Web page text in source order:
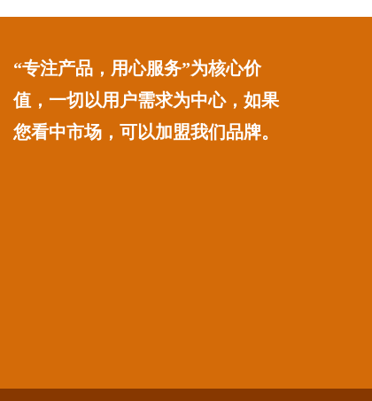
“专注产品，用心服务”为核心价
值，一切以用户需求为中心，如果
您看中市场，可以加盟我们品牌。